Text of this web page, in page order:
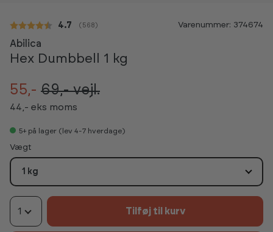
-20%
Gennemsnitlig vurdering:
4.7 ( stemmer:
568 ) Varenummer: 374674
Abilica
Hex Dumbbell 1 kg
55,- 69,-vejl.
44,- eks moms
5+ på lager (lev 4-7 hverdage)
Vælg
Vægt
1 kg
1 Tilføj til kurv